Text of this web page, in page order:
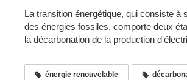
La transition énergétique, qui consiste à
des énergies fossiles, comporte deux
la décarbonation de la production
énergie renouvelable